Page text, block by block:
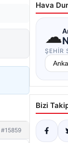
#15859
Hava
☁
ŞEHIR
Bizi